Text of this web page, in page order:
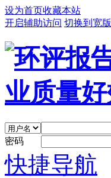
设为首页收藏本站
开启辅助访问 切换到宽版
密码
快捷导航